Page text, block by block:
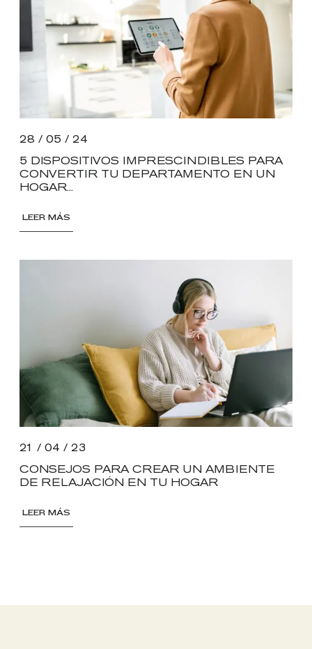
28 / 05 / 24
5 DISPOSITIVOS IMPRESCINDIBLES PARA
CONVERTIR TU DEPARTAMENTO EN UN
HOGAR...
LEER MÁS
21 / 04 / 23
CONSEJOS PARA CREAR UN AMBIENTE
DE RELAJACIÓN EN TU HOGAR
LEER MÁS